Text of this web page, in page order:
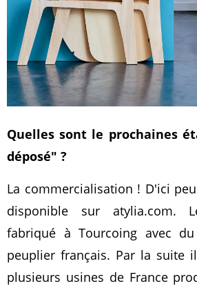
Quelles sont le prochaines
déposé" ?
La commercialisation ! D'ici
disponible sur atylia.com.
fabriqué à Tourcoing avec
peuplier français. Par la suite
plusieurs usines de France